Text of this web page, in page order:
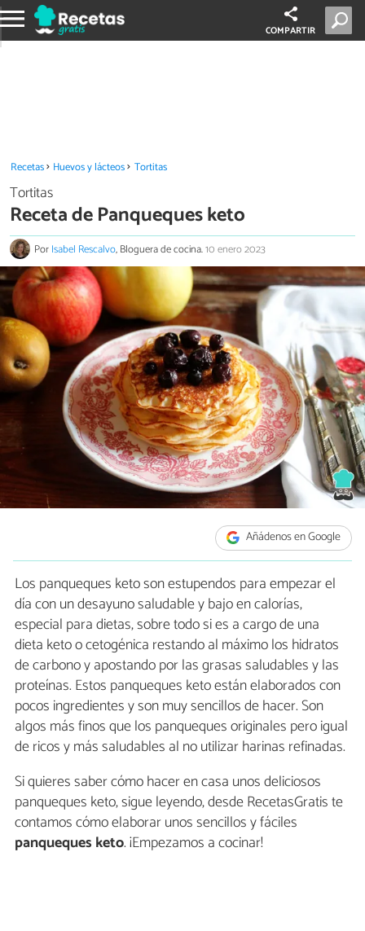
COMPARTIR
Recetas Huevos y lácteos Tortitas
Tortitas
Receta de Panqueques keto
PorIsabel Rescalvo, Bloguera de cocina.10 enero 2023
Añádenos en Google
Los panqueques keto son estupendos para empezar el
día con un desayuno saludable y bajo en calorías,
especial para dietas, sobre todo si es a cargo de una
dieta keto o cetogénica restando al máximo los hidratos
de carbono y apostando por las grasas saludables y las
proteínas. Estos panqueques keto están elaborados con
pocos ingredientes y son muy sencillos de hacer. Son
algos más finos que los panqueques originales pero igual
de ricos y más saludables al no utilizar harinas refinadas.
Si quieres saber cómo hacer en casa unos deliciosos
panqueques keto, sigue leyendo, desde RecetasGratis te
contamos cómo elaborar unos sencillos y fáciles
panqueques keto. ¡Empezamos a cocinar!